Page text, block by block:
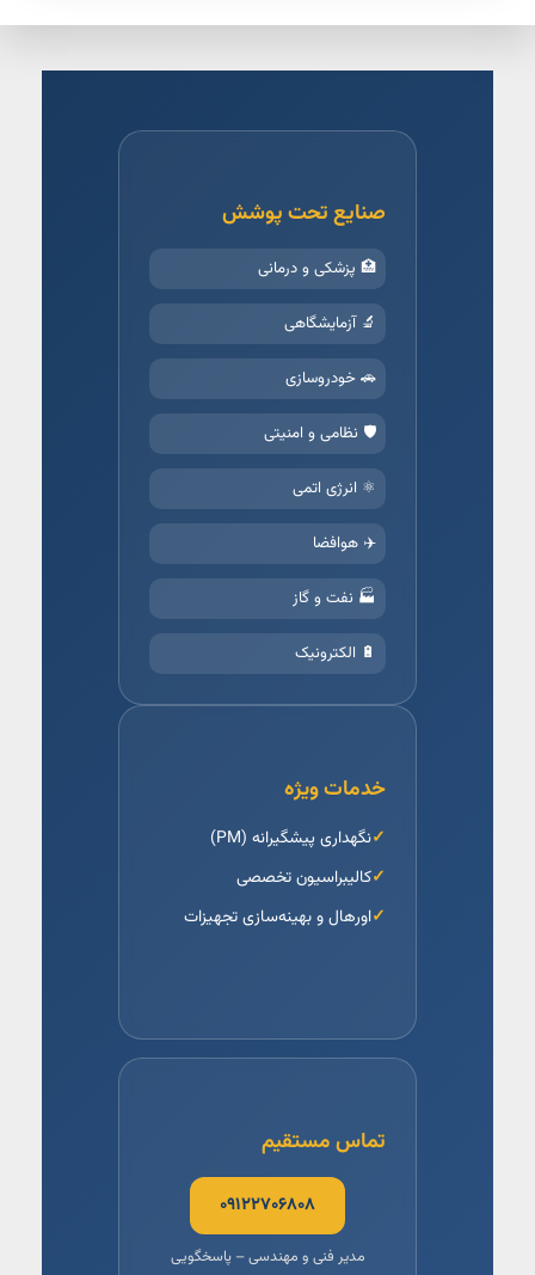
صنایع تحت پوشش
🏥 پزشکی و درمانی
🔬 آزمایشگاهی
🚗 خودروسازی
🛡️ نظامی و امنیتی
⚛️ انرژی اتمی
✈️ هوافضا
🏭 نفت و گاز
🔋 الکترونیک
خدمات ویژه
نگهداری پیشگیرانه (PM)
کالیبراسیون تخصصی
اورهال و بهینه‌سازی تجهیزات
تماس مستقیم
۰۹۱۲۲۷۰۶۸۰۸
مدیر فنی و مهندسی – پاسخگویی